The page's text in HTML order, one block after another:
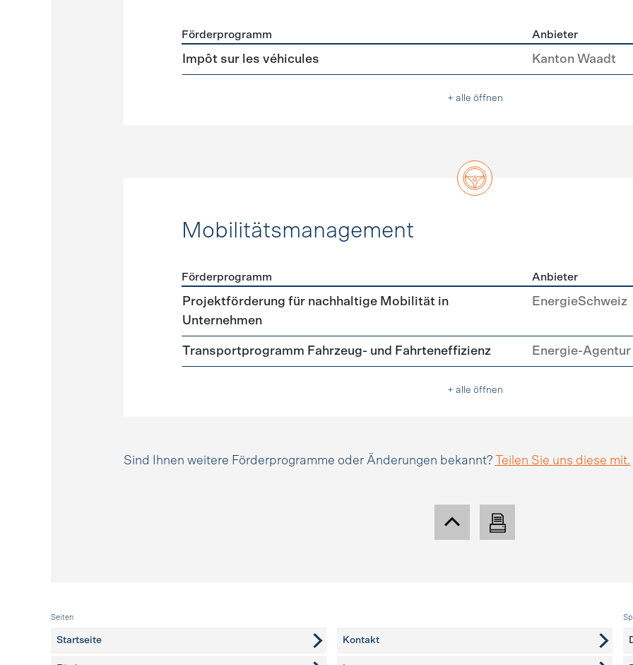
Förderprogramme Steuererleichterungen
Förderprogramm Anbieter
Impôt sur les véhicules Kanton Waadt
+ alle öffnen
Mobilitätsmanagement
Förderprogramme Mobilitätsmanagement
Förderprogramm Anbieter
Projektförderung für nachhaltige Mobilität in
Unternehmen
EnergieSchweiz
Transportprogramm Fahrzeug- und Fahrteneffizienz Energie-
+ alle öffnen
Sind Ihnen weitere Förderprogramme oder Änderungen bekannt? Teilen Sie uns diese mit.
Fusszeile
Seiten
Startseite Kontakt